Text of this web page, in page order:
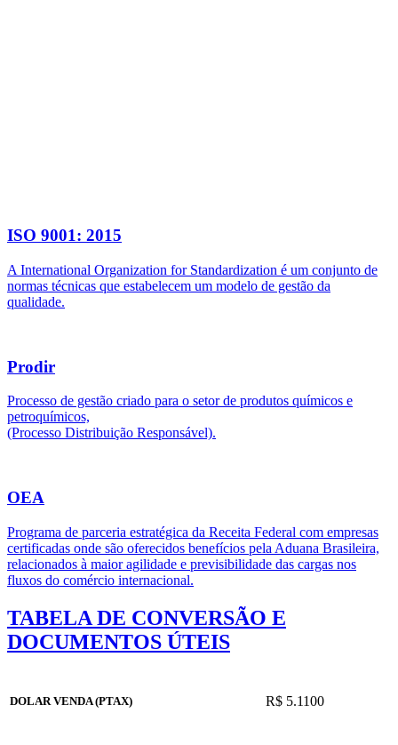
ISO 9001: 2015
A International Organization for Standardization é um conjunto de
normas técnicas que estabelecem um modelo de gestão da
qualidade.
Prodir
Processo de gestão criado para o setor de produtos químicos e
petroquímicos,
(Processo Distribuição Responsável).
OEA
Programa de parceria estratégica da Receita Federal com empresas
certificadas onde são oferecidos benefícios pela Aduana Brasileira,
relacionados à maior agilidade e previsibilidade das cargas nos
fluxos do comércio internacional.
TABELA DE CONVERSÃO E
DOCUMENTOS ÚTEIS
DOLAR VENDA (PTAX) R$ 5.1100